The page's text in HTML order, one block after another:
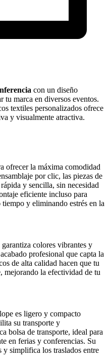
con un diseño
tu marca en diversos eventos.
textiles personalizados ofrece
y visualmente atractiva.
ofrecer la máxima comodidad
por clic, las piezas de
y sencilla, sin necesidad
eficiente incluso para
y eliminando estrés en la
colores vibrantes y
profesional que capta la
de alta calidad hacen que tu
mejorando la efectividad de tu
es ligero y compacto
su transporte y
bolsa de transporte, ideal para
en ferias y conferencias. Su
y simplifica los traslados entre